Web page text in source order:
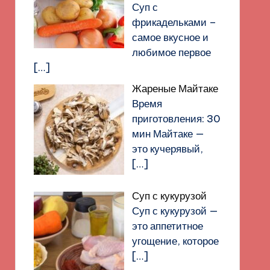
Суп с
фрикадельками –
самое вкусное и
любимое первое
[…]
Жареные Майтаке
Время
приготовления: 30
мин Майтаке —
это кучерявый,
[…]
Суп с кукурузой
Суп с кукурузой —
это аппетитное
угощение, которое
[…]